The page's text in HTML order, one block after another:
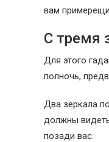
вам
С тремя
Для этого
полночь,
Два зеркала
должны
позади вас.